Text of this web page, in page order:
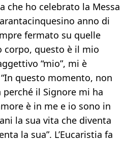
che ho celebrato la Messa
anno di
fermato su quelle
corpo, questo è il mio
“mio”, mi è
questo momento, non
il Signore mi ha
è in me e io sono in
la sua vita che diventa
la sua”. L’Eucaristia fa